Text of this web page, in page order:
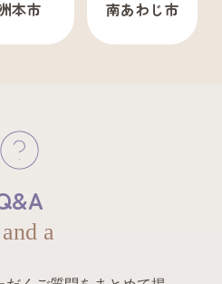
本市 南あわじ市
a